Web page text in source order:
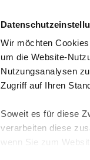
Wir möchten
um die Website-
Nutzungsanalysen
Zugriff auf Ihren
Soweit es für diese
verarbeiten diese
wenn Sie zum